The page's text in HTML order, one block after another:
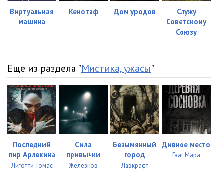
Виртуальная
машина
Кенотаф Дом уродов
Служу
Советскому
Союзу
Еще из раздела "Мистика, ужасы"
Последний
пир Арлекина
Лиготти Томас
Сила
привычки
Железнов
Безымянный
город
Лавкрафт
Дивное место
Гааг Мара